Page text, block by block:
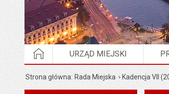
STRONA GŁÓWNA
URZĄD MIEJSKI
Strona główna Rada Miejska Kadencja VII